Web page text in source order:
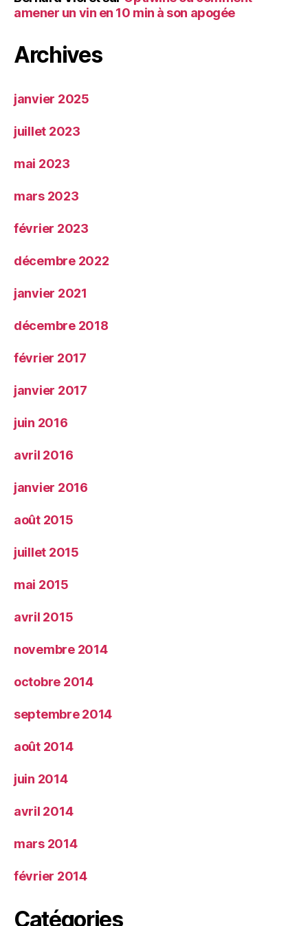
amener un vin en 10 min à son apogée
Archives
janvier 2025
juillet 2023
mai 2023
mars 2023
février 2023
décembre 2022
janvier 2021
décembre 2018
février 2017
janvier 2017
juin 2016
avril 2016
janvier 2016
août 2015
juillet 2015
mai 2015
avril 2015
novembre 2014
octobre 2014
septembre 2014
août 2014
juin 2014
avril 2014
mars 2014
février 2014
Catégories